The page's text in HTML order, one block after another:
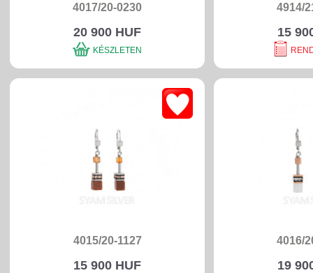
4017/20-0230
20 900 HUF
KÉSZLETEN
4914/
15
4015/20-1127
15 900 HUF
4016/
19